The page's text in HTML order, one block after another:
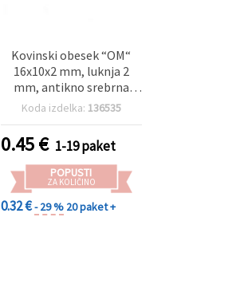
Kovinski obesek “OM“
16x10x2 mm, luknja 2
mm, antikno srebrna
barva – paket 10 kosov
Koda izdelka: 136535
0.45€ 1-19 paket
POPUSTI
ZA KOLIČINO
0.32 €- 29 % 20 paket +